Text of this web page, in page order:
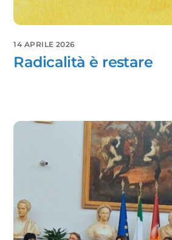
14 APRILE 2026
Radicalità è restare